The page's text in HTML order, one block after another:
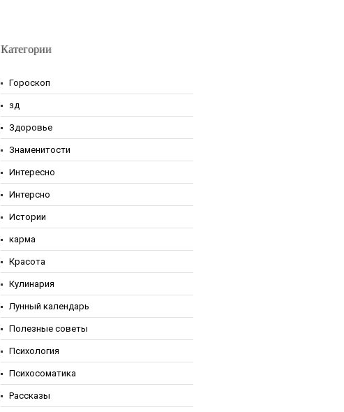
Категории
Гороскоп
зд
Здоровье
Знаменитости
Интересно
Интерсно
Истории
карма
Красота
Кулинария
Лунный календарь
Полезные советы
Психология
Психосоматика
Рассказы